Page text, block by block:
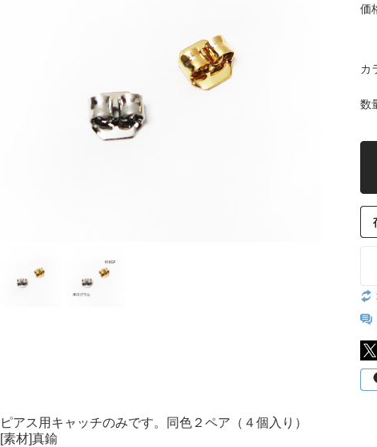
書籍・レシピ
価
カ
数
ピアス用キャッチのみです。同色２ペア（４個入り）
[素材]真鍮